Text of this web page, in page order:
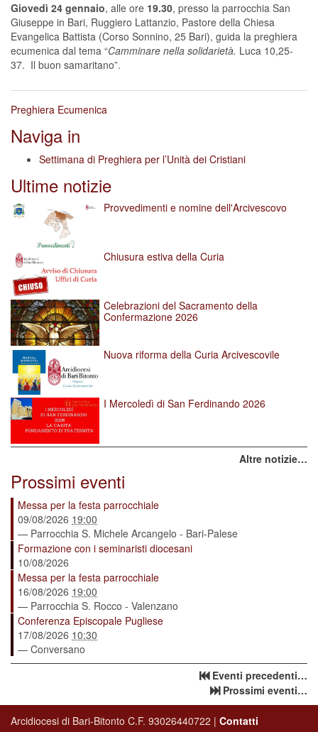
Giovedì 24 gennaio, alle ore 19.30, presso la parrocchia San
Giuseppe in Bari, Ruggiero Lattanzio, Pastore della Chiesa
Evangelica Battista (Corso Sonnino, 25 Bari), guida la preghiera
ecumenica dal tema “Camminare nella solidarietà. Luca 10,25-
37. Il buon samaritano”.
Preghiera Ecumenica
Naviga in
Settimana di Preghiera per l’Unità dei Cristiani
Ultime notizie
Provvedimenti e nomine dell'Arcivescovo
Chiusura estiva della Curia
Celebrazioni del Sacramento della
Confermazione 2026
Nuova riforma della Curia Arcivescovile
I Mercoledì di San Ferdinando 2026
Altre notizie…
Prossimi eventi
Messa per la festa parrocchiale
09/08/2026 19:00
— Parrocchia S. Michele Arcangelo - Bari-Palese
Formazione con i seminaristi diocesani
10/08/2026
Messa per la festa parrocchiale
16/08/2026 19:00
— Parrocchia S. Rocco - Valenzano
Conferenza Episcopale Pugliese
17/08/2026 10:30
— Conversano
Eventi precedenti…
Prossimi eventi…
Arcidiocesi di Bari-Bitonto C.F. 93026440722 | Contatti